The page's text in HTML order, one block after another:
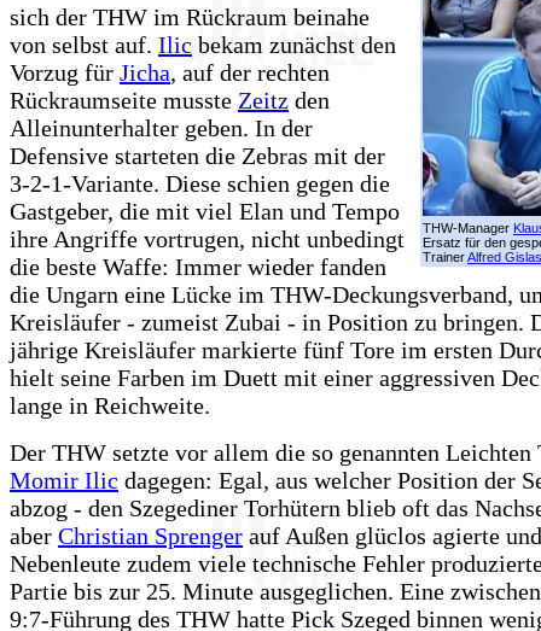
THW-Manager
Ersatz für den
TrainerAlfred
sich der THW im Rückraum beinahe
von selbst auf. Ilic bekam zunächst den
Vorzug für Jicha, auf der rechten
Rückraumseite musste Zeitz den
Alleinunterhalter geben. In der
Defensive starteten die Zebras mit der
3-2-1-Variante. Diese schien gegen die
Gastgeber, die mit viel Elan und Tempo
ihre Angriffe vortrugen, nicht unbedingt
die beste Waffe: Immer wieder fanden
die Ungarn eine Lücke im THW-Deckungsverband,
Kreisläufer - zumeist Zubai - in Position zu bringen.
jährige Kreisläufer markierte fünf Tore im ersten
hielt seine Farben im Duett mit einer aggressiven
lange in Reichweite.
Der THW setzte vor allem die so genannten Leichten
Momir Ilic dagegen: Egal, aus welcher Position der
abzog - den Szegediner Torhütern blieb oft das
aber Christian Sprenger auf Außen glüclos agierte
Nebenleute zudem viele technische Fehler
Partie bis zur 25. Minute ausgeglichen. Eine
9:7-Führung des THW hatte Pick Szeged binnen